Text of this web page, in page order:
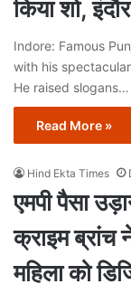
किया शो,
Indore: Famous
with his
He raised slogans…
Read More »
Hind Ekta Times
एमपी पैसा
क्राइम ब्रांच
महिला को